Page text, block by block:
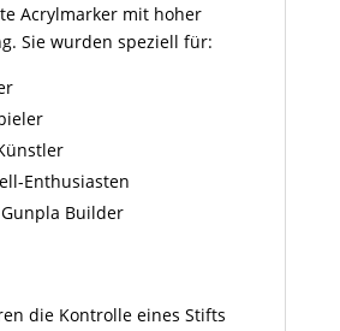
Acrylmarker mit hoher
Sie wurden speziell für:
Enthusiasten
Builder
die Kontrolle eines Stifts